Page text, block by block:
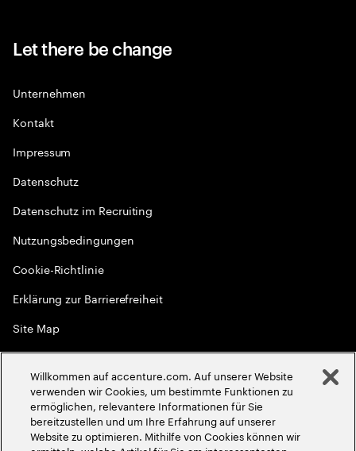
Let there be change
Unternehmen
Kontakt
Impressum
Datenschutz
Datenschutz im Recruiting
Nutzungsbedingungen
Cookie-Richtlinie
Erklärung zur Barrierefreiheit
Site Map
Globale Meritokratie
2026Accenture. Alle Rechte vorbehalten
Willkommen auf accenture.com. Auf unserer Website
verwenden wir Cookies, um bestimmte Funktionen zu
ermöglichen, relevantere Informationen für Sie
bereitzustellen und um Ihre Erfahrung auf unserer
Website zu optimieren. Mithilfe von Cookies können wir